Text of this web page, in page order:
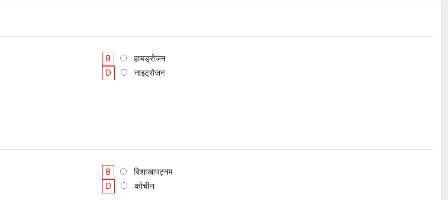
B
हायड्रोजन
D नाइट्रोजन
B
विशाखापट्नम
D कोचीन